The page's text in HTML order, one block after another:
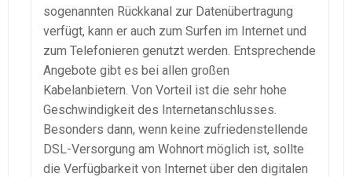
sogenannten Rückkanal zur Datenübertragung
verfügt, kann er auch zum Surfen im Internet und
zum Telefonieren genutzt werden. Entsprechende
Angebote gibt es bei allen großen
Kabelanbietern. Von Vorteil ist die sehr hohe
Geschwindigkeit des Internetanschlusses.
Besonders dann, wenn keine zufriedenstellende
DSL-Versorgung am Wohnort möglich ist, sollte
die Verfügbarkeit von Internet über den digitalen